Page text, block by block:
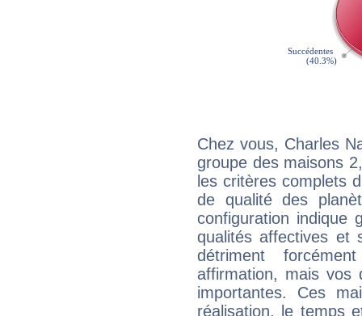
Chez vous, Charles
groupe des maisons
les critères complets
de qualité des
configuration indique
qualités affectives et
détriment
affirmation, mais
importantes. Ces
réalisation, le temps